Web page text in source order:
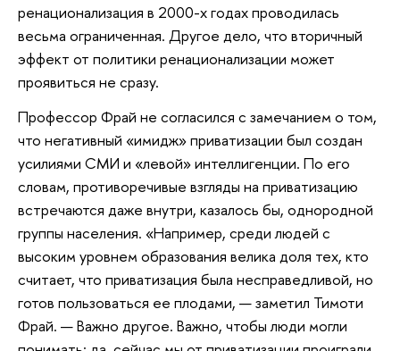
ренационализация в 2000-х годах проводилась
весьма ограниченная. Другое дело, что вторичный
эффект от политики ренационализации может
проявиться не сразу.
Профессор Фрай не согласился с замечанием о том,
что негативный «имидж» приватизации был создан
усилиями СМИ и «левой» интеллигенции. По его
словам, противоречивые взгляды на приватизацию
встречаются даже внутри, казалось бы, однородной
группы населения. «Например, среди людей с
высоким уровнем образования велика доля тех, кто
считает, что приватизация была несправедливой, но
готов пользоваться ее плодами, — заметил Тимоти
Фрай. — Важно другое. Важно, чтобы люди могли